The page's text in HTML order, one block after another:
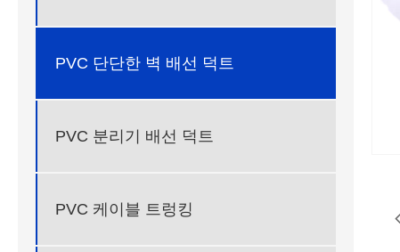
PVC 단단한 벽 배선 덕트
PVC 분리기 배선 덕트
PVC 케이블 트렁킹